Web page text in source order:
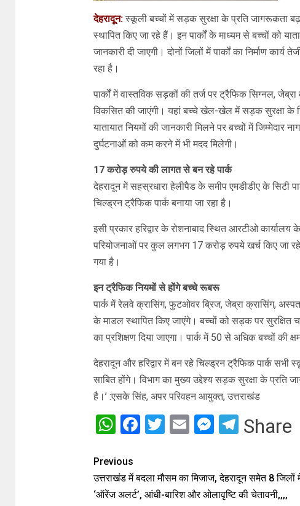
देहरादून:स्कूली बच्चों में सड़क सुरक्षा के प्रति जागरूकता
स्थापित किए जा रहे हैं। इन पार्कों के माध्यम से बच्चों को
जानकारी दी जाएगी। दोनों जिलों में पार्कों का निर्माण
रहा है।
पार्कों में वास्तविक सड़कों की तर्ज पर ट्रैफिक सिग्नल,
विकसित की जाएंगी। यहां बच्चे खेल-खेल में सड़क सुरक्षा के
यातायात नियमों की जानकारी मिलने पर बच्चों में जिम्मेदार
दुर्घटनाओं को कम करने में भी मदद मिलेगी।
17 करोड़ रुपये की लागत से बन रहे पार्क
देहरादून में सहस्रधारा हेलीपैड के समीप एमडीडीए के
चिल्ड्रन ट्रैफिक पार्क बनाया जा रहा है।
इसी प्रकार हरिद्वार के रोशनाबाद स्थित आरटीओ कार्यालय
परियोजनाओं पर कुल लगभग 17 करोड़ रुपये खर्च किए जा
गया है।
इन ट्रैफिक नियमों से होंगे बच्चे रूबरू
पार्क में रेलवे क्रासिंग, फुटओवर ब्रिज, जेब्रा क्रासिंग,
के माडल स्थापित किए जाएंगे। बच्चों को सड़क पर सुरक्षित
का प्रशिक्षण दिया जाएगा। पार्क में 50 से अधिक बच्चों की
देहरादून और हरिद्वार में बन रहे चिल्ड्रन ट्रैफिक पार्क सभी
साबित होंगे। विभाग का मुख्य उद्देश्य सड़क सुरक्षा के प्रति
है।’ :एसके सिंह, अपर परिवहन आयुक्त, उत्तराखंड
WhatsApp
Facebook
Twitter
EmailMessenger
Share
Previous
उत्तराखंड में बदला मौसम का मिजाज, देहरादून समेत 8 जिलों
‘ऑरेंज अलर्ट’, आंधी-बारिश और ओलावृष्टि की चेतावनी,,,,